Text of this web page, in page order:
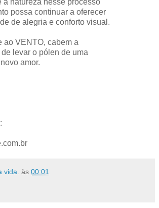
a natureza nesse processo
possa continuar a oferecer
de alegria e conforto visual.
ao VENTO, cabem a
levar o pólen de uma
amor.
vida. às 00:01